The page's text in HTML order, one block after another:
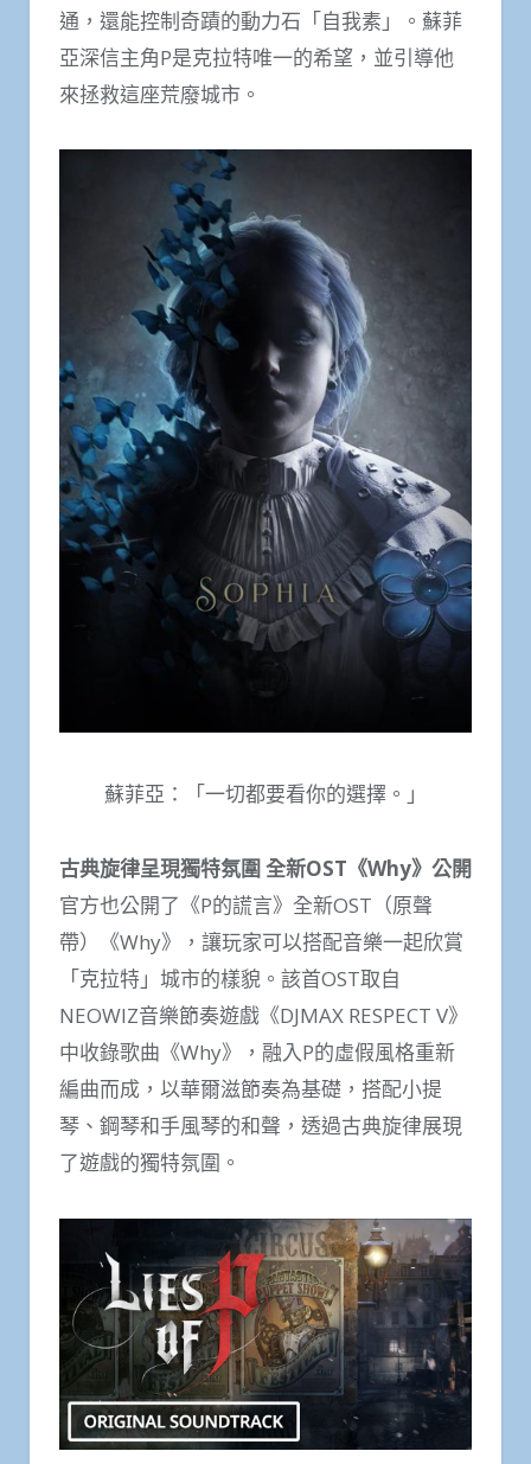
通，還能控制奇蹟的動力石「自我素」。蘇菲
亞深信主角P是克拉特唯一的希望，並引導他
來拯救這座荒廢城市。
蘇菲亞：「一切都要看你的選擇。」
古典旋律呈現獨特氛圍 全新OST《Why》公開
官方也公開了《P的謊言》全新OST（原聲
帶）《Why》，讓玩家可以搭配音樂一起欣賞
「克拉特」城市的樣貌。該首OST取自
NEOWIZ音樂節奏遊戲《DJMAX RESPECT V》
中收錄歌曲《Why》，融入P的虛假風格重新
編曲而成，以華爾滋節奏為基礎，搭配小提
琴、鋼琴和手風琴的和聲，透過古典旋律展現
了遊戲的獨特氛圍。